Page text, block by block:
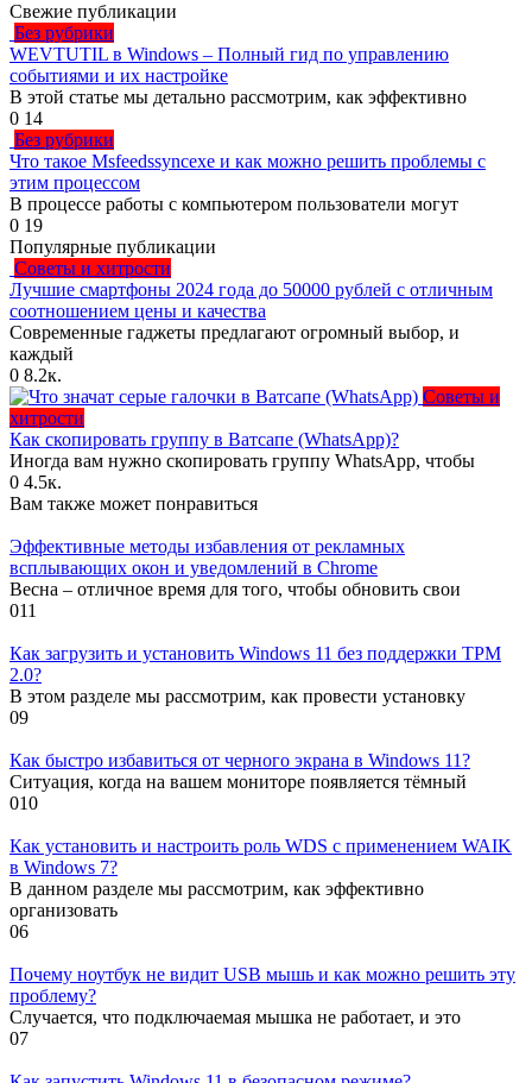
Свежие публикации
Без рубрики
WEVTUTIL в Windows – Полный гид по управлению
событиями и их настройке
В этой статье мы детально рассмотрим, как эффективно
0 14
Без рубрики
Что такое Msfeedssyncexe и как можно решить проблемы с
этим процессом
В процессе работы с компьютером пользователи могут
0 19
Популярные публикации
Советы и хитрости
Лучшие смартфоны 2024 года до 50000 рублей с отличным
соотношением цены и качества
Современные гаджеты предлагают огромный выбор, и
каждый
0 8.2к.
Советы и
хитрости
Как скопировать группу в Ватсапе (WhatsApp)?
Иногда вам нужно скопировать группу WhatsApp, чтобы
0 4.5к.
Вам также может понравиться
Эффективные методы избавления от рекламных
всплывающих окон и уведомлений в Chrome
Весна – отличное время для того, чтобы обновить свои
011
Как загрузить и установить Windows 11 без поддержки TPM
2.0?
В этом разделе мы рассмотрим, как провести установку
09
Как быстро избавиться от черного экрана в Windows 11?
Ситуация, когда на вашем мониторе появляется тёмный
010
Как установить и настроить роль WDS с применением WAIK
в Windows 7?
В данном разделе мы рассмотрим, как эффективно
организовать
06
Почему ноутбук не видит USB мышь и как можно решить эту
проблему?
Случается, что подключаемая мышка не работает, и это
07